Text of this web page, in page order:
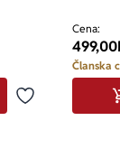
Dodaj u
Cena:
499,00
Članska